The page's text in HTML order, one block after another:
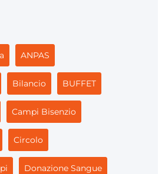
ANPAS
Bilancio BUFFET
Campi Bisenzio
Circolo
Donazione Sangue